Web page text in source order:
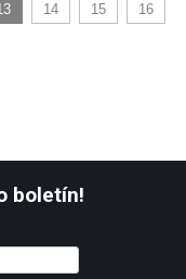
14 15
16
boletín!